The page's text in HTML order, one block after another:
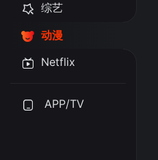
综艺
动漫
Netflix
APP/TV